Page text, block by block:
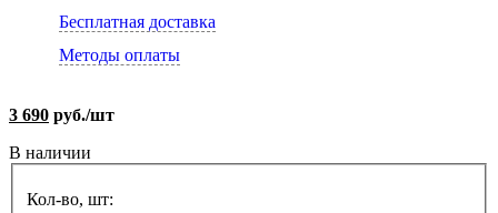
Бесплатная доставка
Методы оплаты
3 690 руб./шт
В наличии
Кол-во, шт: